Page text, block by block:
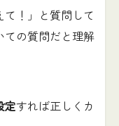
！」と質問して
ての質問だと理解
定すれば正しくカ